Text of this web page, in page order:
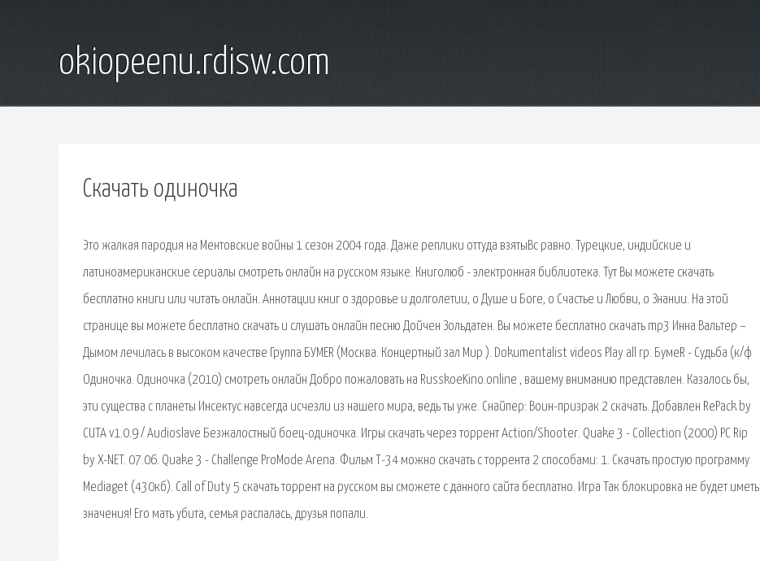
okiopeenu.rdisw.com
Скачать одиночка
Это жалкая пародия на Ментовские войны 1 сезон 2004 года. Даже реплики оттуда взятыВс равно. Турецкие, индийские и
латиноамериканские сериалы смотреть онлайн на русском языке. Книголюб - электронная библиотека. Тут Вы можете скачать
бесплатно книги или читать онлайн. Аннотации книг о здоровье и долголетии, о Душе и Боге, о Счастье и Любви, о Знании. На этой
странице вы можете бесплатно скачать и слушать онлайн песню Дойчен Зольдатен. Вы можете бесплатно скачать mp3 Инна Вальтер –
Дымом лечилась в высоком качестве Группа БУМЕR (Москва. Концертный зал Мир ). Dokumentalist videos Play all гр. БумеR - Судьба (к/ф
Одиночка. Одиночка (2010) смотреть онлайн Добро пожаловать на RusskoeKino.online , вашему вниманию представлен. Казалось бы,
эти существа с планеты Инсектус навсегда исчезли из нашего мира, ведь ты уже. Снайпер: Воин-призрак 2 скачать. Добавлен RePack by
CUTA v1.0.9 / Audioslave Безжалостный боец-одиночка. Игры скачать через торрент Action/Shooter. Quake 3 - Collection (2000) PC Rip
by X-NET. 07.06. Quake 3 - Challenge ProMode Arena. Фильм Т-34 можно скачать с торрента 2 способами: 1. Скачать простую программу
Mediaget (430кб). Call of Duty 5 скачать торрент на русском вы сможете с данного сайта бесплатно. Игра Так блокировка не будет иметь
значения! Его мать убита, семья распалась, друзья попали.